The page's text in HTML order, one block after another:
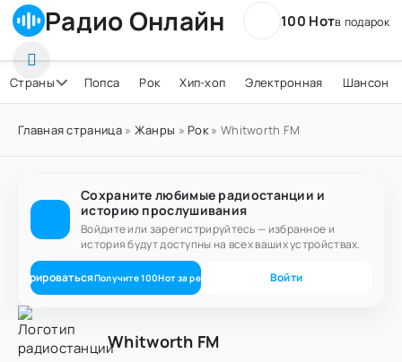
Радио Онлайн 100 Нотв подарок
Страны Попса Рок Хип-хоп Электронная Шансон
Главная страница» Жанры » Рок» Whitworth FM
Сохраните любимые радиостанции и
историю прослушивания
Войдите или зарегистрируйтесь — избранное и
история будут доступны на всех ваших устройствах.
Получите100Нот за регистрацию Войти
Whitworth FM